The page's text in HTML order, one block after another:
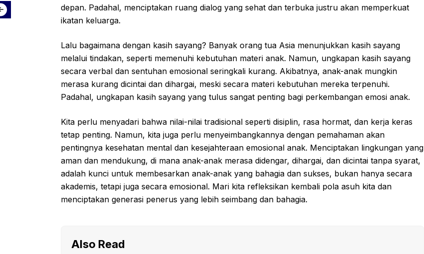
depan. Padahal, menciptakan ruang dialog yang sehat dan terbuka justru akan memperkuat
ikatan keluarga.
Lalu bagaimana dengan kasih sayang? Banyak orang tua Asia menunjukkan kasih sayang
melalui tindakan, seperti memenuhi kebutuhan materi anak. Namun, ungkapan kasih sayang
secara verbal dan sentuhan emosional seringkali kurang. Akibatnya, anak-anak mungkin
merasa kurang dicintai dan dihargai, meski secara materi kebutuhan mereka terpenuhi.
Padahal, ungkapan kasih sayang yang tulus sangat penting bagi perkembangan emosi anak.
Kita perlu menyadari bahwa nilai-nilai tradisional seperti disiplin, rasa hormat, dan kerja keras
tetap penting. Namun, kita juga perlu menyeimbangkannya dengan pemahaman akan
pentingnya kesehatan mental dan kesejahteraan emosional anak. Menciptakan lingkungan yang
aman dan mendukung, di mana anak-anak merasa didengar, dihargai, dan dicintai tanpa syarat,
adalah kunci untuk membesarkan anak-anak yang bahagia dan sukses, bukan hanya secara
akademis, tetapi juga secara emosional. Mari kita refleksikan kembali pola asuh kita dan
menciptakan generasi penerus yang lebih seimbang dan bahagia.
Also Read